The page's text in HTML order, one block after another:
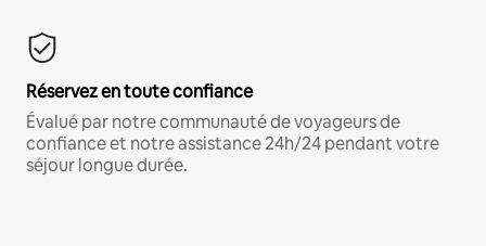
Réservez en toute confiance
Évalué par notre communauté de voyageurs de
confiance et notre assistance 24h/24 pendant votre
séjour longue durée.